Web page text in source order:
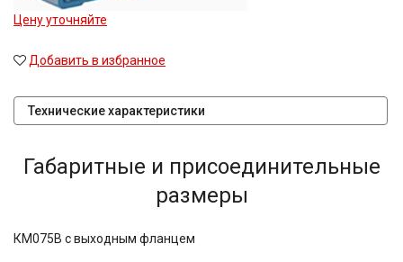
Цену уточняйте
Добавить в избранное
Технические характеристики
Габаритные и присоединительные
размеры
КМ075В с выходным фланцем